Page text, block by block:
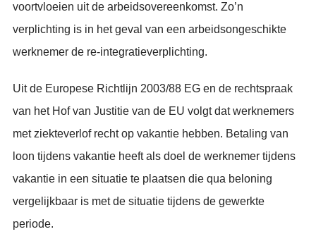
voortvloeien uit de arbeidsovereenkomst. Zo’n
verplichting is in het geval van een arbeidsongeschikte
werknemer de re-integratieverplichting.
Uit de Europese Richtlijn 2003/88 EG en de rechtspraak
van het Hof van Justitie van de EU volgt dat werknemers
met ziekteverlof recht op vakantie hebben. Betaling van
loon tijdens vakantie heeft als doel de werknemer tijdens
vakantie in een situatie te plaatsen die qua beloning
vergelijkbaar is met de situatie tijdens de gewerkte
periode.